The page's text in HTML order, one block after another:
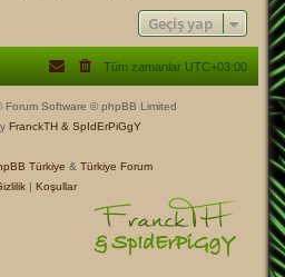
Geçiş yap
Tüm zamanlar UTC+03:00
Forum Software © phpBB Limited
FranckTH & SpIdErPiGgY
Türkiye & Türkiye Forum
| Koşullar